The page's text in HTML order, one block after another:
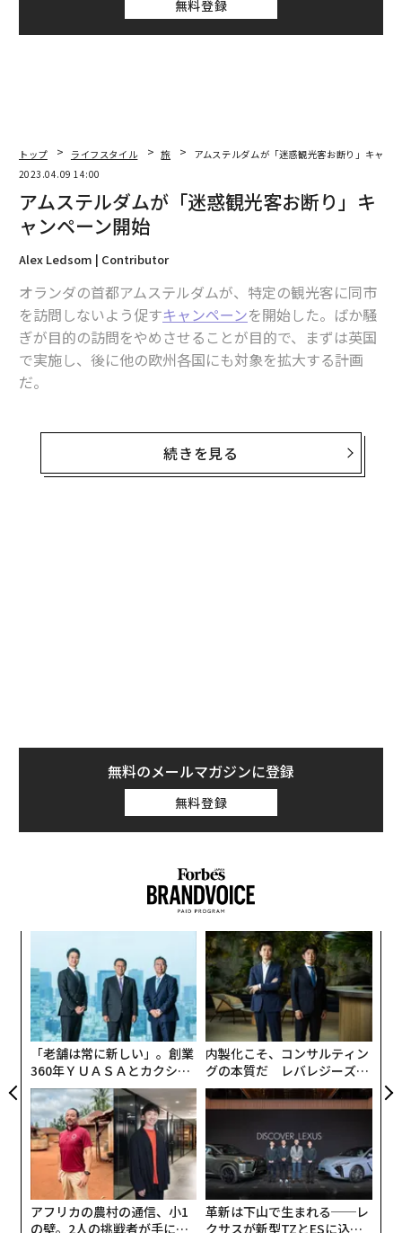
無料登録
トップ ライフスタイル 旅
アムステルダムが「迷惑観光客お断り」キャン
2023.04.09 14:00
アムステルダムが「迷惑観光客お断り」キ
ャンペーン開始
Alex Ledsom | Contributor
オランダの首都アムステルダムが、特定の観光客に同市
を訪問しないよう促すキャンペーンを開始した。ばか騒
ぎが目的の訪問をやめさせることが目的で、まずは英国
で実施し、後に他の欧州各国にも対象を拡大する計画
だ。
アムステルダムは長年にわたり、英国人、特に若い男性
にとって特定の魅力を持つ街となってきた。こうした観
光客は多人数で数日間滞在し、カフェやバーで酒を飲ん
続きを見る
無料のメールマガジンに登録
無料登録
「老舗は常に新しい」。創業
360年ＹＵＡＳＡとカクシン
CEO田尻望が語る、AIを超え
る人の価値
内製化こそ、コンサルティン
グの本質だ レバレジーズが
実践する、次世代ファームの
全貌
アフリカの農村の通信、小1
の壁。2人の挑戦者が手にし
革新は下山で生まれる──レ
クサスが新型TZとESに込め